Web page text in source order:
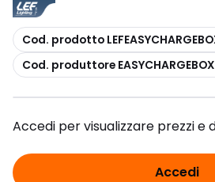
copia
Cod. prodotto
copia
Cod. produttore
Accedi per visualizzare prezzi e
Accedi